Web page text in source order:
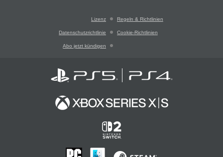
Lizenz Regeln & Richtlinien
Datenschutzrichtlinie Cookie-Richtlinien
Abo jetzt kündigen